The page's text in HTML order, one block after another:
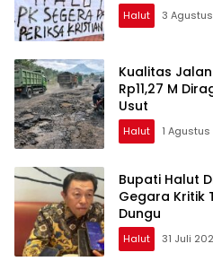
Halut 3
Kualitas
Rp11,27 M
Usut
Halut 1
Bupati Halut
Gegara Kritik
Dungu
Halut 31 Juli